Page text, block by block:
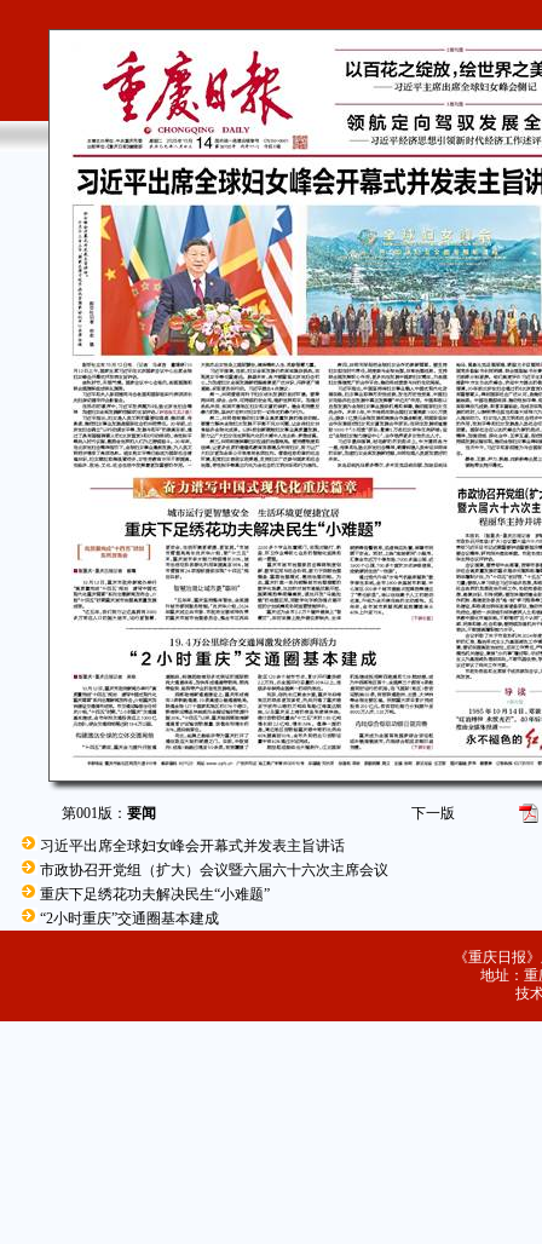
第001版：要闻
下一版
习近平出席全球妇女峰会开幕式并发表主旨讲话
市政协召开党组（扩大）会议暨六届六十六次主席会议
重庆下足绣花功夫解决民生“小难题”
“2小时重庆”交通圈基本建成
《重庆日报
地址：重
技